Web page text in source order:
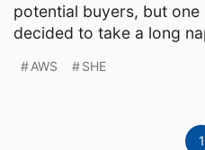
potential buyers, but one
decided to take a long
AWS SHE
1